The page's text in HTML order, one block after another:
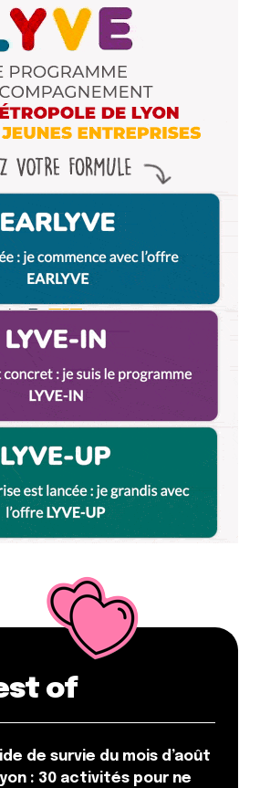
mon e-mail et mon site dans le
prochain commentaire.
of
de survie du mois d’août
: 30 activités pour ne